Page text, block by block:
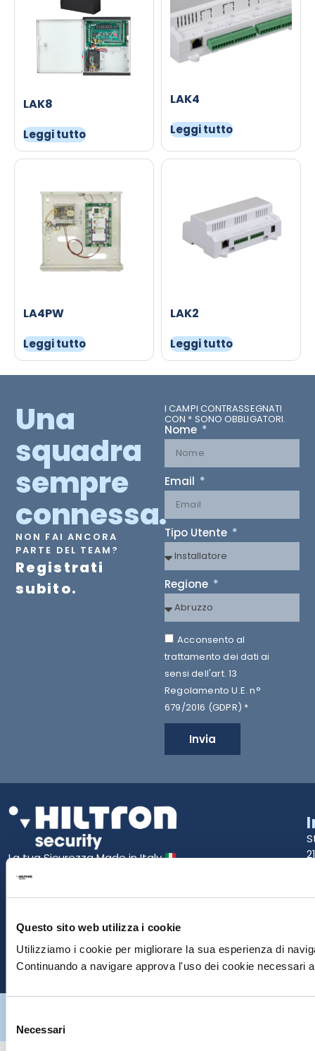
Questo sito web utilizza i cookie
Utilizziamo i cookie per migliorare la sua esperienza di
Continuando a navigare approva l'uso dei cookie necessari
delNecessari
LAK8
Leggi tutto
LAK4
Leggi tutto
LA4PW
Leggi tutto
LAK2
Leggi tutto
Una
squadra
sempre
connessa.
NON FAI ANCORA
PARTE DEL TEAM?
Registrati
subito.
I CAMPI CONTRASSEGNATI
CON * SONO OBBLIGATORI.
Nome
Email
Tipo Utente
Regione
Acconsento al
trattamento dei dati ai
sensi dell'art. 13
Regolamento U.E. n°
679/2016 (GDPR) *
Invia
La tua Sicurezza Made in Italy